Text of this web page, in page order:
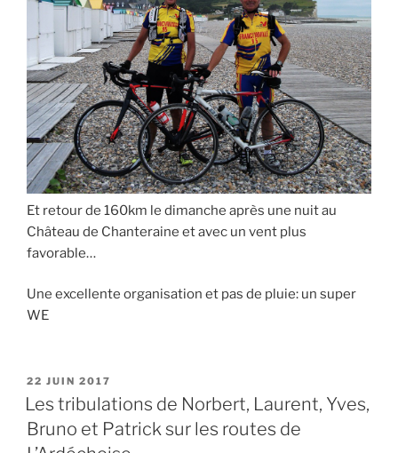
Et retour de 160km le dimanche après une nuit au
Château de Chanteraine et avec un vent plus
favorable…
Une excellente organisation et pas de pluie: un super
WE
PUBLIÉ
LE
22 JUIN 2017
Les tribulations de Norbert, Laurent, Yves,
Bruno et Patrick sur les routes de